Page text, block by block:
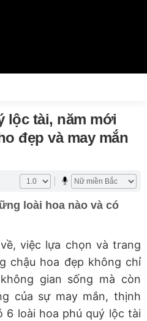
lộc tài, năm mới
đẹp và may mắn
loài hoa nào và có
việc lựa chọn và trang
chậu hoa đẹp không chỉ
gian sống mà còn
của sự may mắn, thịnh
6 loài hoa phú quý lộc tài